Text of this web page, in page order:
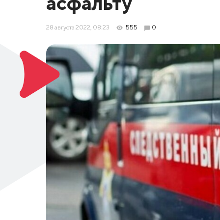
28 августа 2022, 08:23 555 0